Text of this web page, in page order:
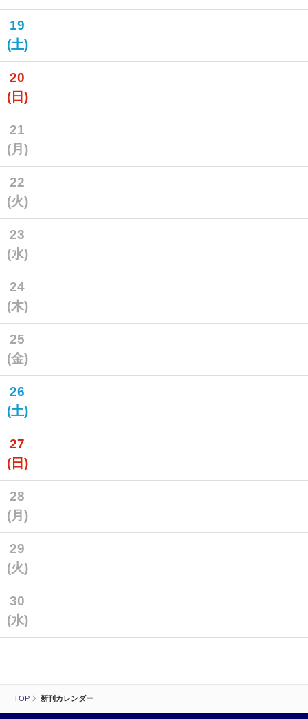
TOP 新刊カレンダー
19
(土)
20
(日)
21
(月)
22
(火)
23
(水)
24
(木)
25
(金)
26
(土)
27
(日)
28
(月)
29
(火)
30
(水)